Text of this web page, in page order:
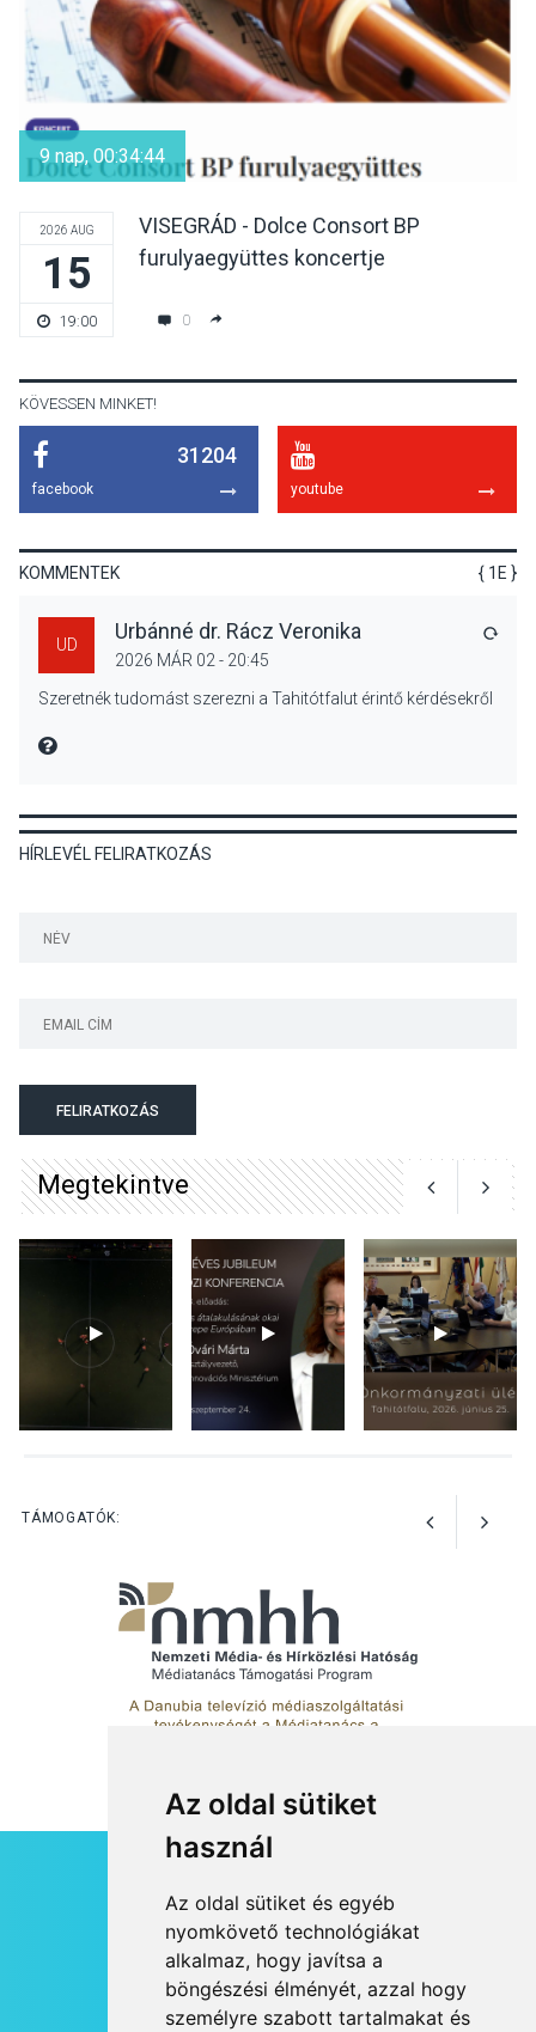
Az oldal sütiket
használ
Az oldal sütiket és egyéb
nyomkövető technológiákat
alkalmaz, hogy javítsa a
böngészési élményét, azzal hogy
személyre szabott tartalmakat és
KÖZÉLET 2026 AUG 05
Szeptembertől emelkednek
a parkolási díjak
Szentendrén
KÖZÉLET
Jótékonysági
veszélyesebbek a
kullancsok
KULTÚRA 2026 AUG 03
Art Week: egy hét a
művészetek jegyében
Esztergomban
foglalkozások Szentendrén
9 nap, 00:34:43
2026 AUG
15
19:00
VISEGRÁD - Dolce Consort BP
furulyaegyüttes koncertje
0
KÖVESSEN MINKET!
31204
facebook youtube
KOMMENTEK { 1E }
UD
Urbánné dr. Rácz Veronika
2026 MÁR 02 - 20:45
Szeretnék tudomást szerezni a Tahitótfalut érintő kérdésekről
MIRE MONDTA
HÍRLEVÉL FELIRATKOZÁS
FELIRATKOZÁS
Megtekintve
TÁMOGATÓK:
RSS
JOGI NYILATKOZAT
KAPCSOLAT